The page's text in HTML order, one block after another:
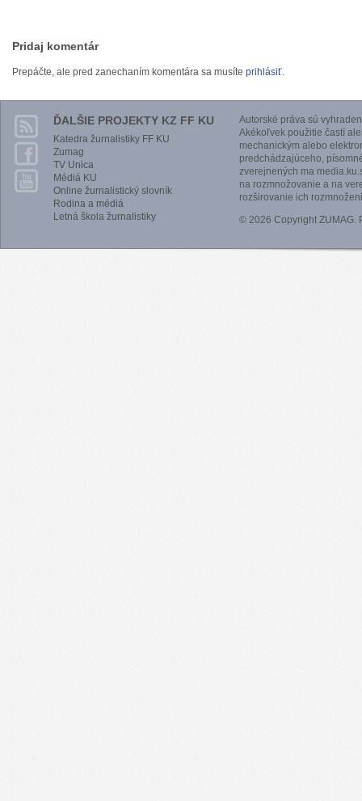
Pridaj komentár
Prepáčte, ale pred zanechaním komentára sa musíte prihlásiť.
ĎALŠIE PROJEKTY KZ FF KU
Katedra žurnalistiky FF KU
Zumag
TV Unica
Médiá KU
Online žurnalistický slovník
Rodina a médiá
Letná škola žurnalistiky
Autorské práva sú
Akékoľvek použitie častí
mechanickým alebo
predchádzajúceho,
zverejnených ma
na rozmnožovanie a na
rozširovanie ich
© 2026 Copyright ZUMAG.